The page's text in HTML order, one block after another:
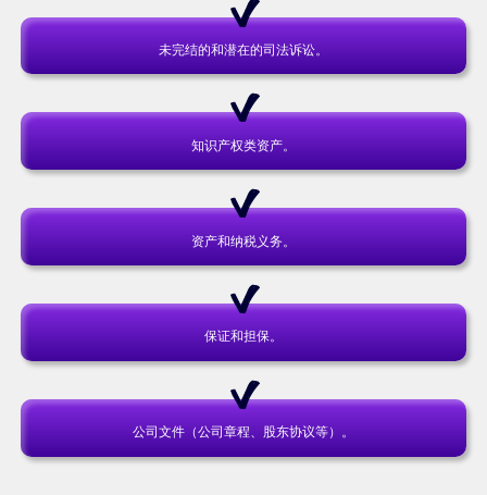
未完结的和潜在的司法诉讼。
知识产权类资产。
资产和纳税义务。
保证和担保。
公司文件（公司章程、股东协议等）。